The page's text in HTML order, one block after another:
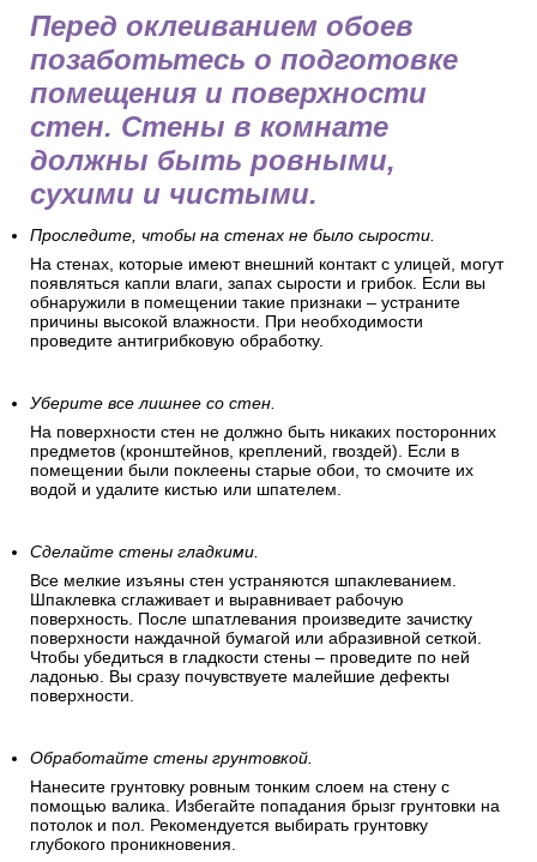
Перед оклеиванием обоев
позаботьтесь о подготовке
помещения и поверхности
стен. Стены в комнате
должны быть ровными,
сухими и чистыми.
Проследите, чтобы на стенах не было сырости.
На стенах, которые имеют внешний контакт с улицей, могут
появляться капли влаги, запах сырости и грибок. Если вы
обнаружили в помещении такие признаки – устраните
причины высокой влажности. При необходимости
проведите антигрибковую обработку.
Уберите все лишнее со стен.
На поверхности стен не должно быть никаких посторонних
предметов (кронштейнов, креплений, гвоздей). Если в
помещении были поклеены старые обои, то смочите их
водой и удалите кистью или шпателем.
Сделайте стены гладкими.
Все мелкие изъяны стен устраняются шпаклеванием.
Шпаклевка сглаживает и выравнивает рабочую
поверхность. После шпатлевания произведите зачистку
поверхности наждачной бумагой или абразивной сеткой.
Чтобы убедиться в гладкости стены – проведите по ней
ладонью. Вы сразу почувствуете малейшие дефекты
поверхности.
Обработайте стены грунтовкой.
Нанесите грунтовку ровным тонким слоем на стену с
помощью валика. Избегайте попадания брызг грунтовки на
потолок и пол. Рекомендуется выбирать грунтовку
глубокого проникновения.